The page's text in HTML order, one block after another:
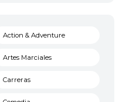
Action & Adventure
Artes Marciales
Carreras